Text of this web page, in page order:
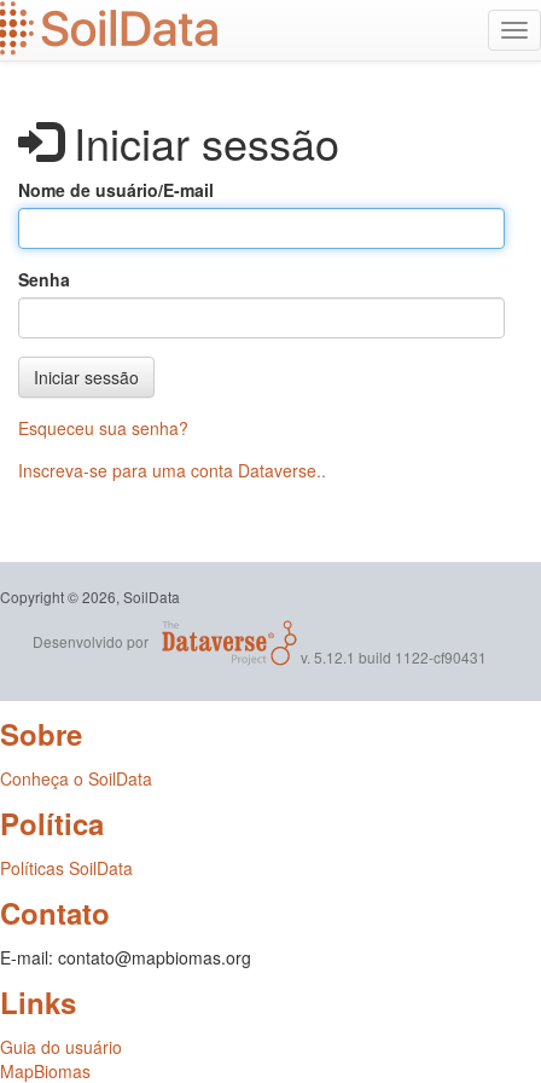
Ir
para
o
Iniciar sessão
Nome de usuário/E-mail
Senha
Iniciar sessão
Esqueceu sua senha?
Inscreva-se para uma conta Dataverse..
Copyright © 2026, SoilData
Desenvolvido por
v. 5.12.1 build 1122-cf90431
Sobre
Conheça o SoilData
Política
Políticas SoilData
Contato
E-mail: contato@mapbiomas.org
Links
Guia do usuário
MapBiomas